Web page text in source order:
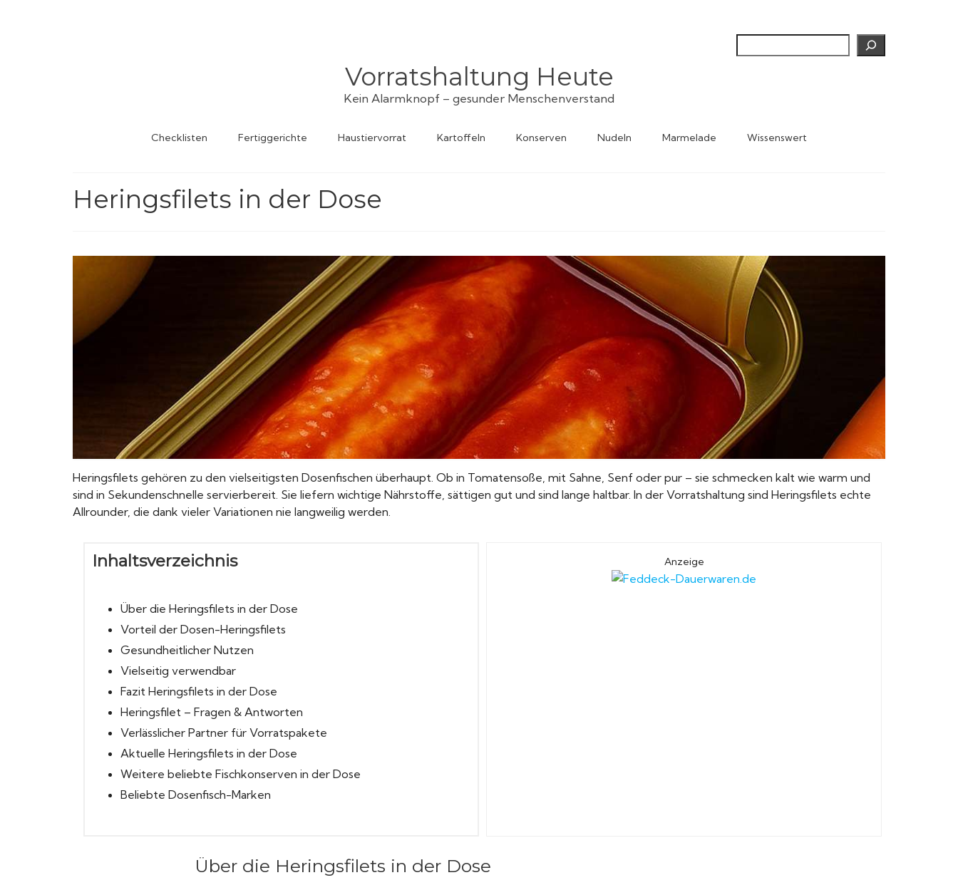
Vorratshaltung Heute
Kein Alarmknopf – gesunder Menschenverstand
Checklisten Fertiggerichte Haustiervorrat Kartoffeln Konserven Nudeln Marmelade Wissenswert
Heringsfilets in der Dose
Heringsfilets gehören zu den vielseitigsten Dosenfischen überhaupt. Ob in Tomatensoße, mit Sahne, Senf oder pur – sie schmecken kalt wie warm und
sind in Sekundenschnelle servierbereit. Sie liefern wichtige Nährstoffe, sättigen gut und sind lange haltbar. In der Vorratshaltung sind Heringsfilets echte
Allrounder, die dank vieler Variationen nie langweilig werden.
Inhaltsverzeichnis
Über die Heringsfilets in der Dose
Vorteil der Dosen-Heringsfilets
Gesundheitlicher Nutzen
Vielseitig verwendbar
Fazit Heringsfilets in der Dose
Heringsfilet – Fragen & Antworten
Verlässlicher Partner für Vorratspakete
Aktuelle Heringsfilets in der Dose
Weitere beliebte Fischkonserven in der Dose
Beliebte Dosenfisch-Marken
Anzeige
Über die Heringsfilets in der Dose